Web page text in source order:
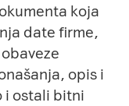
koja
date firme,
opis i
i ostali bitni